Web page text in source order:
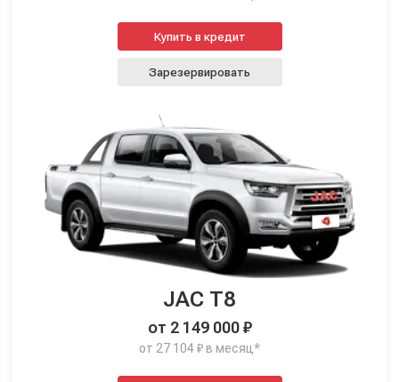
Купить в кредит
Зарезервировать
JAC T8
от 2 149 000 ₽
от 27 104 ₽ в месяц*